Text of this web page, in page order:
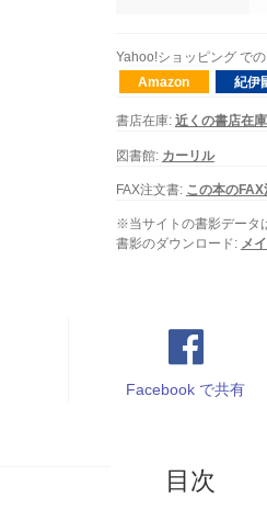
Yahoo!ショッピング で
Amazon
紀伊
書店在庫: 近くの書店在
図書館: カーリル
FAX注文書: この本の
※当サイトの書影データ
書影のダウンロード: メ
Facebook で共有
目次